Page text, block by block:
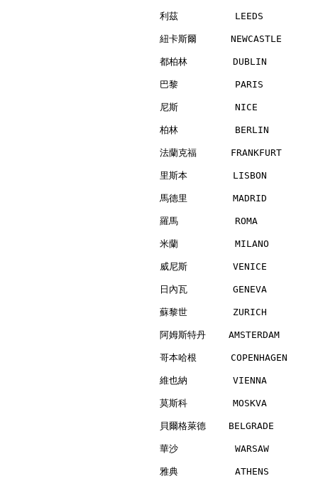
利茲          LEEDS
紐卡斯爾
都柏林        DUBLIN
巴黎          PARIS
尼斯          NICE
柏林          BERLIN
法蘭克福
里斯本        LISBON
馬德里        MADRID
羅馬          ROMA
米蘭          MILANO
威尼斯        VENICE
日內瓦        GENEVA
蘇黎世        ZURICH
阿姆斯特丹
哥本哈根
維也納        VIENNA
莫斯科        MOSKVA
貝爾格萊德    BELGRADE
華沙          WARSAW
雅典          ATHENS